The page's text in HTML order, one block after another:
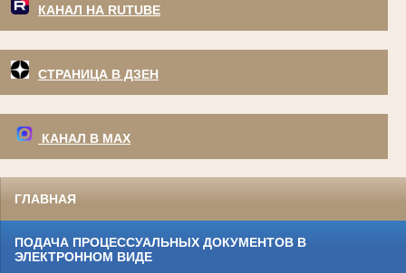
КАНАЛ НА RUTUBE
СТРАНИЦА В ДЗЕН
КАНАЛ В МАХ
ГЛАВНАЯ
ПОДАЧА ПРОЦЕССУАЛЬНЫХ ДОКУМЕНТОВ В
ЭЛЕКТРОННОМ ВИДЕ